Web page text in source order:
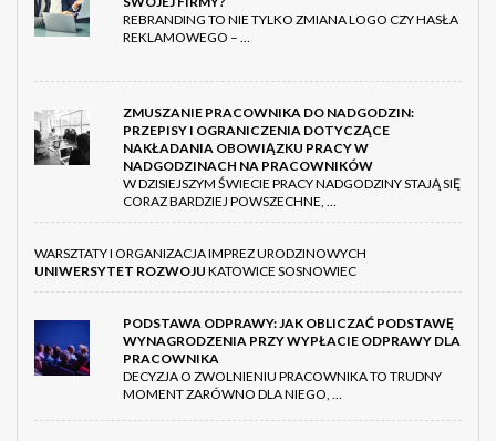
REBRANDING TO NIE TYLKO ZMIANA LOGO CZY HASŁA
REKLAMOWEGO – …
ZMUSZANIE PRACOWNIKA DO NADGODZIN:
PRZEPISY I OGRANICZENIA DOTYCZĄCE
NAKŁADANIA OBOWIĄZKU PRACY W
NADGODZINACH NA PRACOWNIKÓW
W DZISIEJSZYM ŚWIECIE PRACY NADGODZINY STAJĄ SIĘ
CORAZ BARDZIEJ POWSZECHNE, …
WARSZTATY I ORGANIZACJA IMPREZ URODZINOWYCH
UNIWERSYTET ROZWOJU KATOWICE SOSNOWIEC
PODSTAWA ODPRAWY: JAK OBLICZAĆ PODSTAWĘ
WYNAGRODZENIA PRZY WYPŁACIE ODPRAWY DLA
PRACOWNIKA
DECYZJA O ZWOLNIENIU PRACOWNIKA TO TRUDNY
MOMENT ZARÓWNO DLA NIEGO, …